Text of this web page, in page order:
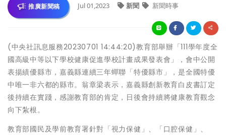
推廣新聞稿 Jul 01,2023 新聞 新聞時事
(中央社訊息服務20230701 14:44:20)教育部舉辦「111學年度全
國高級中等以下學校健康促進學校計畫成果發表會」，會中公開
表揚績優縣市，嘉義縣連續三年蟬聯「特優縣市」，是全國特優
中唯一非六都的縣市。翁章梁表示，嘉義縣創新教育白皮書訂定
後持續在實踐，感謝教育部的肯定，日後會持續將健康教育觀念
向下紮根。
教育部國民及學前教育署針對「視力保健」、「口腔保健」、